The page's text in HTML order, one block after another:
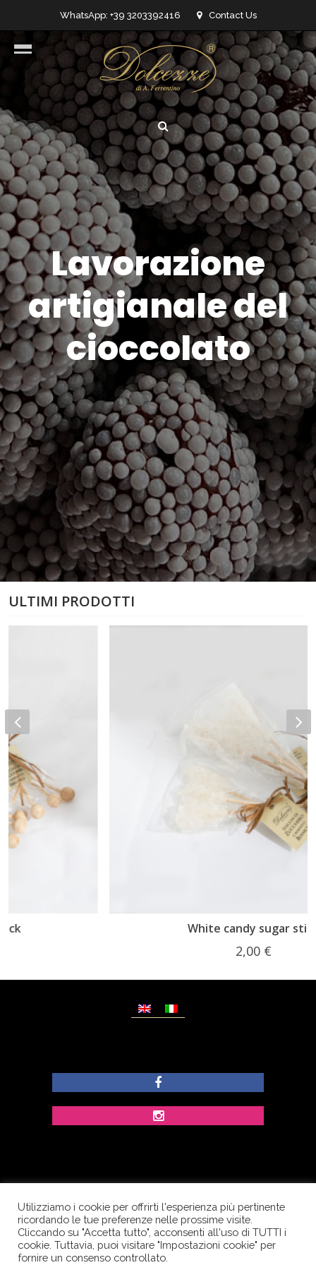
WhatsApp: +39 3203392416 Contact Us
info@dolcezzedicioccolato.it
Lavorazione
artigianale del
cioccolato
ULTIMI PRODOTTI
White candy sugar stick
© Copyright Dolcezze di Ferrentino A. - P.IVA
IT02609400656 - Tutti i diritti riservati.
Corso Palatucci, 65 - 84013 Cava de’ Tirreni (SA) -
Utilizziamo i cookie per offrirti l'esperienza più pertinente
ricordando le tue preferenze nelle prossime visite.
Cliccando su "Accetta tutto", acconsenti all'uso di TUTTI i
cookie. Tuttavia, puoi visitare "Impostazioni cookie" per
fornire un consenso controllato.